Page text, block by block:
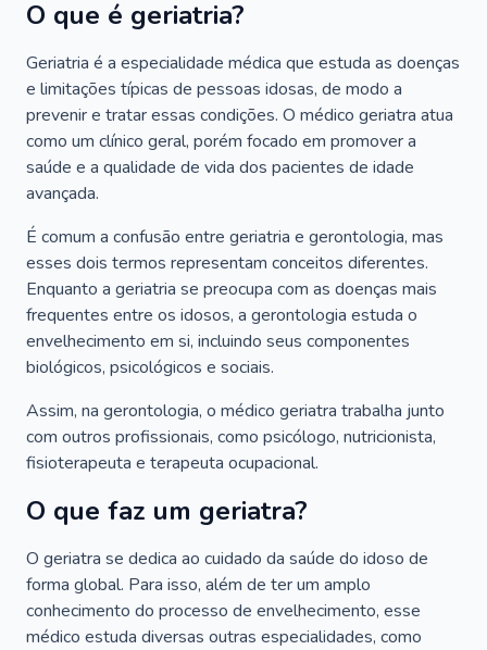
O que é geriatria?
Geriatria é a especialidade médica que estuda as doenças
e limitações típicas de pessoas idosas, de modo a
prevenir e tratar essas condições. O médico geriatra atua
como um clínico geral, porém focado em promover a
saúde e a qualidade de vida dos pacientes de idade
avançada.
É comum a confusão entre geriatria e gerontologia, mas
esses dois termos representam conceitos diferentes.
Enquanto a geriatria se preocupa com as doenças mais
frequentes entre os idosos, a gerontologia estuda o
envelhecimento em si, incluindo seus componentes
biológicos, psicológicos e sociais.
Assim, na gerontologia, o médico geriatra trabalha junto
com outros profissionais, como psicólogo, nutricionista,
fisioterapeuta e terapeuta ocupacional.
O que faz um geriatra?
O geriatra se dedica ao cuidado da saúde do idoso de
forma global. Para isso, além de ter um amplo
conhecimento do processo de envelhecimento, esse
médico estuda diversas outras especialidades, como